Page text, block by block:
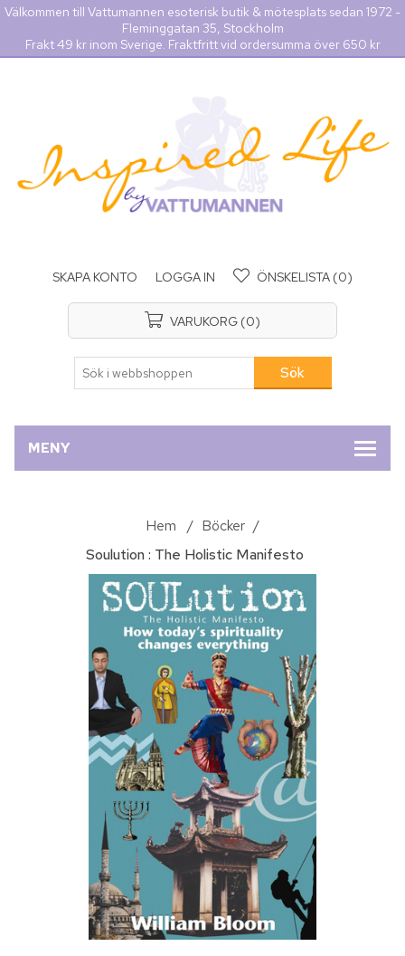
Välkommen till Vattumannen esoterisk butik & mötesplats sedan 1972 -
Fleminggatan 35, Stockholm
Frakt 49 kr inom Sverige. Fraktfritt vid ordersumma över 650 kr
SKAPA KONTO LOGGA IN ÖNSKELISTA (0)
VARUKORG (0)
MENY
Hem / Böcker /
Soulution : The Holistic Manifesto